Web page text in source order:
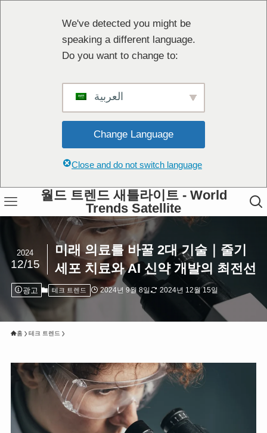
We've detected you might be
speaking a different language.
Do you want to change to:
العربية
Change Language
Close and do not switch language
월드 트렌드 새틀라이트 - World
Trends Satellite
미래 의료를 바꿀 2대 기술｜줄기
세포 치료와 AI 신약 개발의 최전선
2024
12/15
광고 테크 트렌드 2024년 9월 8일 2024년 12월 15일
홈 테크 트렌드